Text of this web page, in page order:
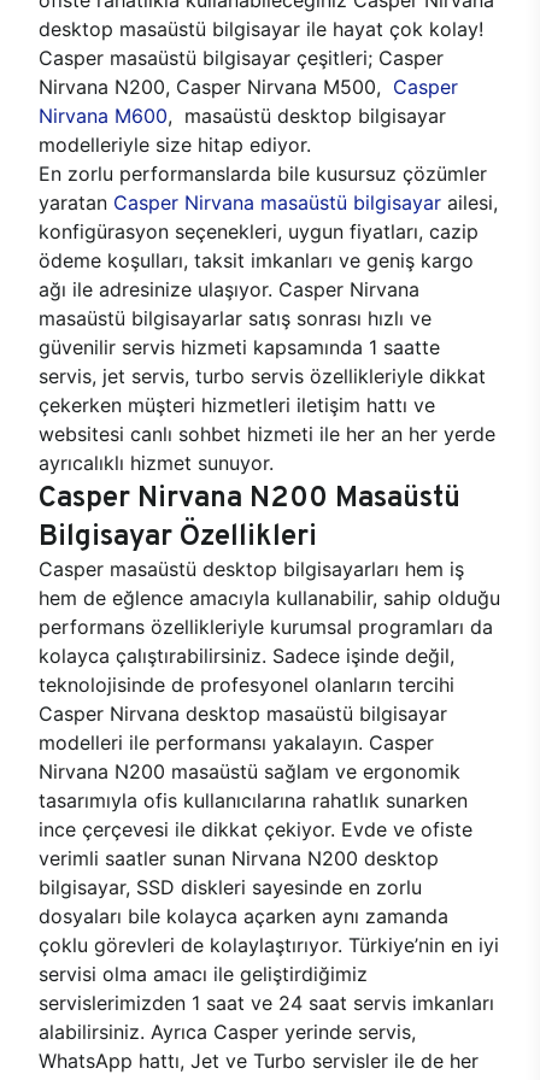
desktop masaüstü bilgisayar ile hayat çok kolay!
Casper masaüstü bilgisayar çeşitleri; Casper
Nirvana N200, Casper Nirvana M500, Casper
Nirvana M600, masaüstü desktop bilgisayar
modelleriyle size hitap ediyor.
En zorlu performanslarda bile kusursuz çözümler
yaratan Casper Nirvana masaüstü bilgisayar ailesi,
konfigürasyon seçenekleri, uygun fiyatları, cazip
ödeme koşulları, taksit imkanları ve geniş kargo
ağı ile adresinize ulaşıyor. Casper Nirvana
masaüstü bilgisayarlar satış sonrası hızlı ve
güvenilir servis hizmeti kapsamında 1 saatte
servis, jet servis, turbo servis özellikleriyle dikkat
çekerken müşteri hizmetleri iletişim hattı ve
websitesi canlı sohbet hizmeti ile her an her yerde
ayrıcalıklı hizmet sunuyor.
Casper Nirvana N200 Masaüstü
Bilgisayar Özellikleri
Casper masaüstü desktop bilgisayarları hem iş
hem de eğlence amacıyla kullanabilir, sahip olduğu
performans özellikleriyle kurumsal programları da
kolayca çalıştırabilirsiniz. Sadece işinde değil,
teknolojisinde de profesyonel olanların tercihi
Casper Nirvana desktop masaüstü bilgisayar
modelleri ile performansı yakalayın. Casper
Nirvana N200 masaüstü sağlam ve ergonomik
tasarımıyla ofis kullanıcılarına rahatlık sunarken
ince çerçevesi ile dikkat çekiyor. Evde ve ofiste
verimli saatler sunan Nirvana N200 desktop
bilgisayar, SSD diskleri sayesinde en zorlu
dosyaları bile kolayca açarken aynı zamanda
çoklu görevleri de kolaylaştırıyor. Türkiye’nin en iyi
servisi olma amacı ile geliştirdiğimiz
servislerimizden 1 saat ve 24 saat servis imkanları
alabilirsiniz. Ayrıca Casper yerinde servis,
WhatsApp hattı, Jet ve Turbo servisler ile de her